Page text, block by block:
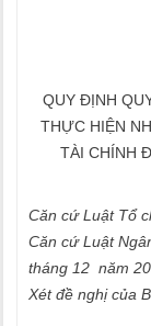
QUY ĐỊNH
THỰC HIỆN
TÀI CHÍNH
Căn cứ Luật Tổ
Căn cứ Luật
tháng 12 năm
Xét đề nghị của